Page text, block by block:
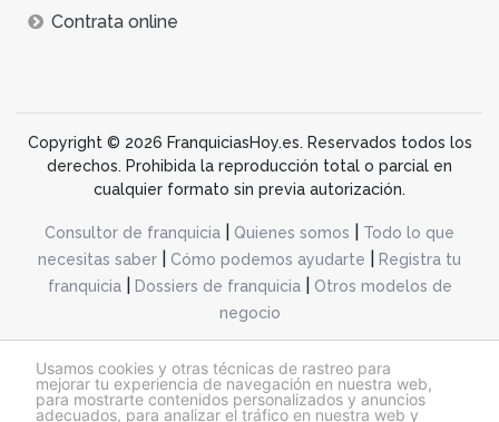
Usamos cookies y otras técnicas de rastreo para
mejorar tu experiencia de navegación en nuestra web,
para mostrarte contenidos personalizados y anuncios
adecuados, para analizar el tráfico en nuestra web y
Contrata online
Copyright © 2026 FranquiciasHoy.es. Reservados todos los
derechos. Prohibida la reproducción total o parcial en
cualquier formato sin previa autorización.
Consultor de franquicia Quienes somos
Todo lo que
necesitas saber
Cómo podemos ayudarte
Registra tu
franquicia| Dossiers de franquicia|
Otros modelos de
negocio
@franquiciashoy.es |Aviso legal| Política de cookies|Política de privacidad